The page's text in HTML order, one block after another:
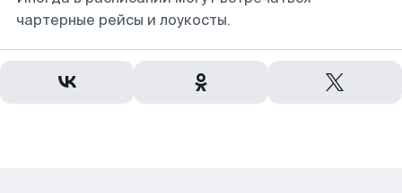
чартерные рейсы и лоукосты.